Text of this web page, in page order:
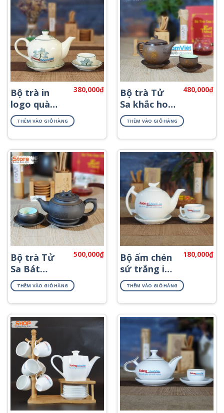
Bộ trà in
logo quà
tặng hoa
sen ATV-14
380,000₫
THÊM VÀO GIỎ HÀNG
Bộ trà Tử
Sa khắc hoa
mai ATS-83
480,000₫
THÊM VÀO GIỎ HÀNG
Bộ trà Tử
Sa Bát
Tràng đẹp
ATS-65
500,000₫
THÊM VÀO GIỎ HÀNG
Bộ ấm chén
sứ trắng in
logo quà
tặng AT-09
180,000₫
THÊM VÀO GIỎ HÀNG